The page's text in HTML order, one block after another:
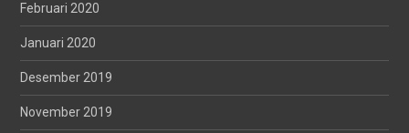
Februari 2020
Januari 2020
Desember 2019
November 2019